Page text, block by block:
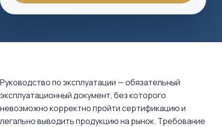
Руководство по эксплуатации — обязательный
эксплуатационный документ, без которого
невозможно корректно пройти сертификацию и
легально выводить продукцию на рынок. Требование